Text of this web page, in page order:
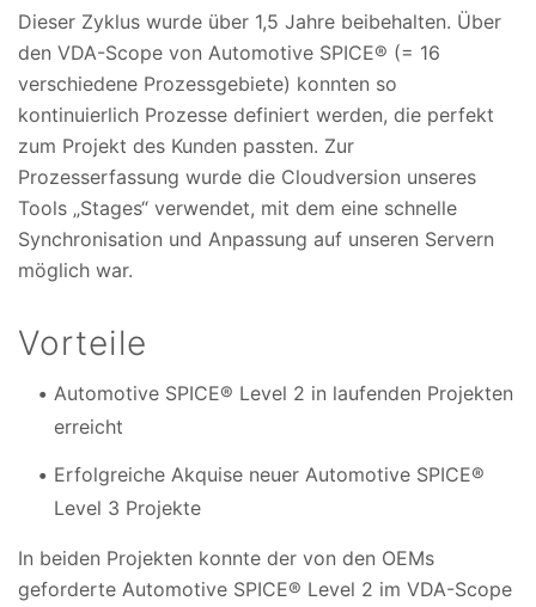
Dieser Zyklus wurde über 1,5 Jahre beibehalten. Über
den VDA-Scope von Automotive SPICE® (= 16
verschiedene Prozessgebiete) konnten so
kontinuierlich Prozesse definiert werden, die perfekt
zum Projekt des Kunden passten. Zur
Prozesserfassung wurde die Cloudversion unseres
Tools „Stages“ verwendet, mit dem eine schnelle
Synchronisation und Anpassung auf unseren Servern
möglich war.
Vorteile
Automotive SPICE® Level 2 in laufenden Projekten
erreicht
Erfolgreiche Akquise neuer Automotive SPICE®
Level 3 Projekte
In beiden Projekten konnte der von den OEMs
geforderte Automotive SPICE® Level 2 im VDA-Scope